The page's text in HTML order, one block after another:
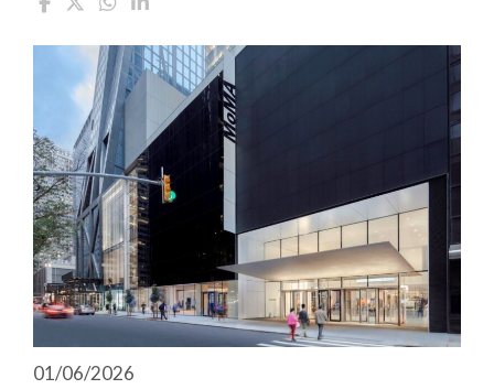
01/06/2026